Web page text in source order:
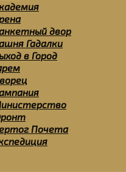
двор
Гадалки
в Город
Почета